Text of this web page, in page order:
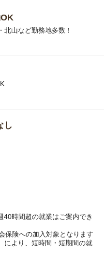
北山など勤務地多数！
し
時間超の就業はご案内でき
保険への加入対象となります
により、短時間・短期間の就